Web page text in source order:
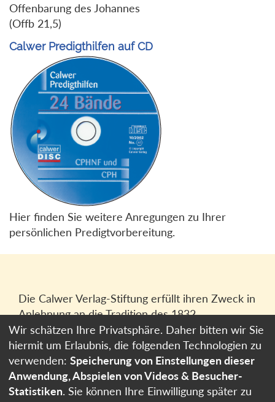
Offenbarung des Johannes
(Offb 21,5)
Calwer Predigthilfen auf CD
Hier finden Sie weitere Anregungen zu Ihrer
persönlichen Predigtvorbereitung.
Die Calwer Verlag-Stiftung erfüllt ihren Zweck in
Anlehnung an die Tradition des 1832
gegründeten Calwer Verlagsvereins, der
heutigen Calwer Verlag Bücher und Medien
GmbHin Stuttgart.
Impressum
Datenschutzerklärung
Wir schätzen Ihre Privatsphäre. Daher bitten wir Sie
hiermit um Erlaubnis, die folgenden Technologien zu
verwenden: Speicherung von Einstellungen dieser
Anwendung, Abspielen von Videos & Besucher-
Statistiken. Sie können Ihre Einwilligung später zu